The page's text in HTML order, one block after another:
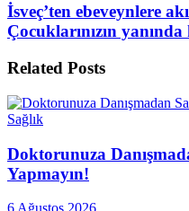
İsveç’ten ebeveynlere
Çocuklarınızın
Related Posts
Sağlık
Doktorunuza
Yapmayın!